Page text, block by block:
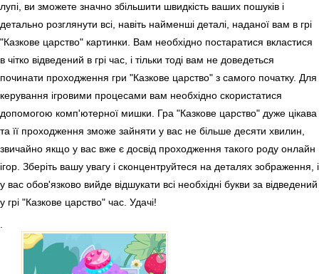
лупі, ви зможете значно збільшити швидкість ваших пошуків і
детально розглянути всі, навіть найменші деталі, наданої вам в грі
"Казкове царство" картинки. Вам необхідно постаратися вкластися
в чітко відведений в грі час, і тільки тоді вам не доведеться
починати проходження гри "Казкове царство" з самого початку. Для
керування ігровими процесами вам необхідно скористатися
допомогою комп'ютерної мишки. Гра "Казкове царство" дуже цікава
та її проходження зможе зайняти у вас не більше десяти хвилин,
звичайно якщо у вас вже є досвід проходження такого роду онлайн
ігор. Зберіть вашу увагу і сконцентруйтеся на деталях зображення, і
у вас обов'язково вийде відшукати всі необхідні букви за відведений
у грі "Казкове царство" час. Удачі!